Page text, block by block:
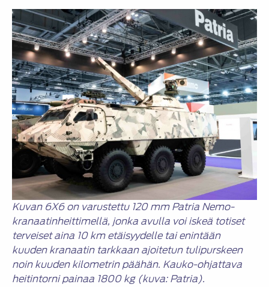
Kuvan 6X6 on varustettu 120 mm Patria Nemo-
kranaatinheittimellä, jonka avulla voi iskeä totiset
terveiset aina 10 km etäisyydelle tai enintään
kuuden kranaatin tarkkaan ajoitetun tulipurskeen
noin kuuden kilometrin päähän. Kauko-ohjattava
heitintorni painaa 1800 kg (kuva: Patria).